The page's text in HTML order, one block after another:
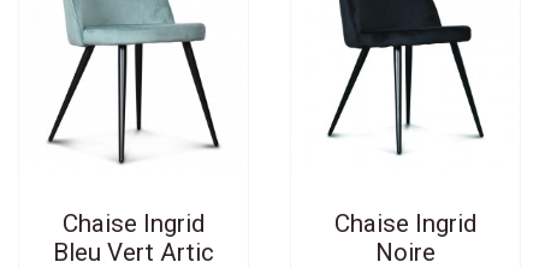
Chaise Ingrid
Bleu Vert Artic
Chaise Ingrid
Noire